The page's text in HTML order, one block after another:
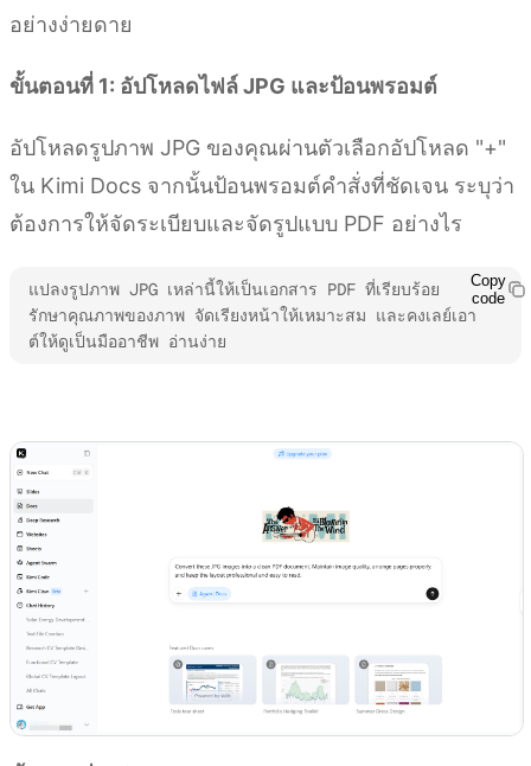
อย่างง่ายดาย
ขั้นตอนที่ 1: อัปโหลดไฟล์ JPG และป้อนพรอมต์
อัปโหลดรูปภาพ JPG ของคุณผ่านตัวเลือกอัปโหลด "+"
ใน Kimi Docs จากนั้นป้อนพรอมต์คำสั่งที่ชัดเจน ระบุว่า
ต้องการให้จัดระเบียบและจัดรูปแบบ PDF อย่างไร
แปลงรูปภาพ JPG เหล่านี้ให้เป็นเอกสาร PDF ที่เรียบร้อย
รักษาคุณภาพของภาพ จัดเรียงหน้าให้เหมาะสม และคงเลย์เอา
ต์ให้ดูเป็นมืออาชีพ อ่านง่าย
Copy
code